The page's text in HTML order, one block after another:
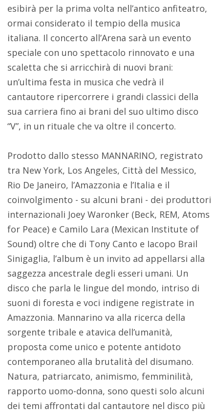
esibirà per la prima volta nell’antico anfiteatro,
ormai considerato il tempio della musica
italiana. Il concerto all’Arena sarà un evento
speciale con uno spettacolo rinnovato e una
scaletta che si arricchirà di nuovi brani:
un’ultima festa in musica che vedrà il
cantautore ripercorrere i grandi classici della
sua carriera fino ai brani del suo ultimo disco
“V”, in un rituale che va oltre il concerto.
Prodotto dallo stesso MANNARINO, registrato
tra New York, Los Angeles, Città del Messico,
Rio De Janeiro, l’Amazzonia e l’Italia e il
coinvolgimento - su alcuni brani - dei produttori
internazionali Joey Waronker (Beck, REM, Atoms
for Peace) e Camilo Lara (Mexican Institute of
Sound) oltre che di Tony Canto e Iacopo Brail
Sinigaglia, l’album è un invito ad appellarsi alla
saggezza ancestrale degli esseri umani. Un
disco che parla le lingue del mondo, intriso di
suoni di foresta e voci indigene registrate in
Amazzonia. Mannarino va alla ricerca della
sorgente tribale e atavica dell’umanità,
proposta come unico e potente antidoto
contemporaneo alla brutalità del disumano.
Natura, patriarcato, animismo, femminilità,
rapporto uomo-donna, sono questi solo alcuni
dei temi affrontati dal cantautore nel disco più